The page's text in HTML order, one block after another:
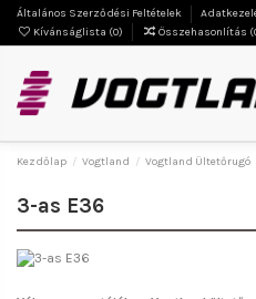
Általános Szerződési Feltételek
Kívánságlista (0) Összehasonlítás (
Kezdőlap Vogtland Vogtland Ültetőrugó
3-as E36